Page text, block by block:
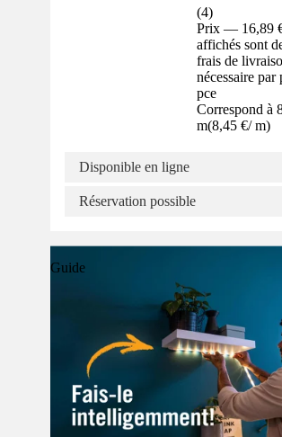
(4)
Prix — 16,89
affichés sont
frais de
nécessaire par
pce
Correspond à
m(8,45 €/ m)
Disponible en ligne
Réservation possible
Guide